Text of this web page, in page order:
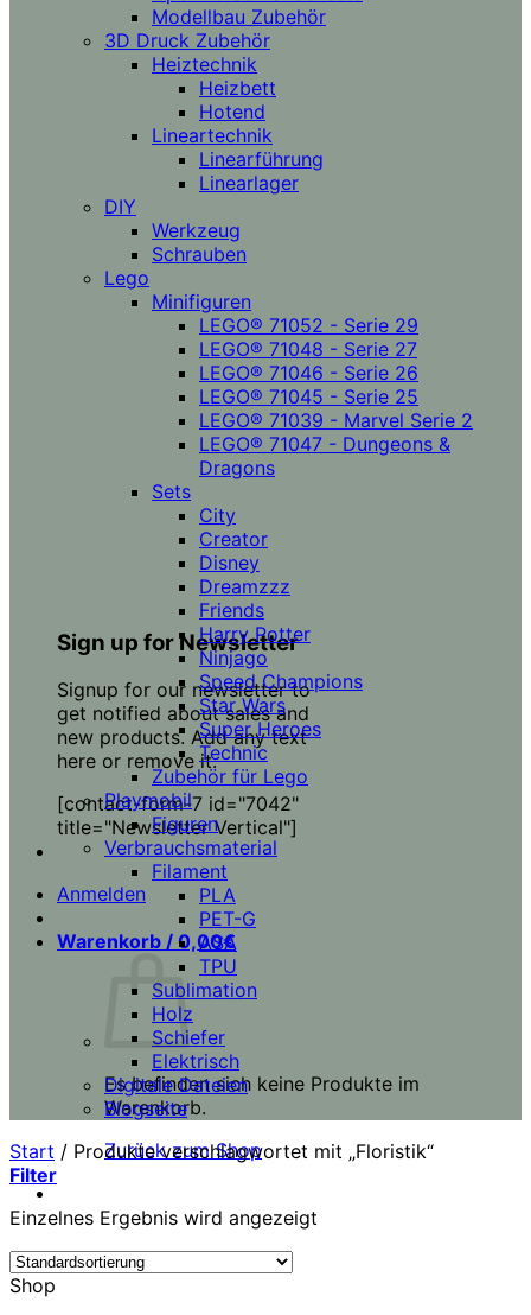
Sign up for Newsletter
Signup for our newsletter to
get notified about sales and
new products. Add any text
here or remove it.
[contact-form-7 id="7042"
title="Newsletter Vertical"]
Anmelden
Warenkorb / 0,00€
Es befinden sich keine Produkte im
Warenkorb.
Zurück zum Shop
Modellbau Zubehör
3D Druck Zubehör
Heiztechnik
Heizbett
Hotend
Lineartechnik
Linearführung
Linearlager
DIY
Werkzeug
Schrauben
Lego
Minifiguren
LEGO® 71052 - Serie 29
LEGO® 71048 - Serie 27
LEGO® 71046 - Serie 26
LEGO® 71045 - Serie 25
LEGO® 71039 - Marvel Serie 2
LEGO® 71047 - Dungeons &
Dragons
Sets
City
Creator
Disney
Dreamzzz
Friends
Harry Potter
Ninjago
Speed Champions
Star Wars
Super Heroes
Technic
Zubehör für Lego
Playmobil
Figuren
Verbrauchsmaterial
Filament
PLA
PET-G
ASA
TPU
Sublimation
Holz
Schiefer
Elektrisch
Digitale Dateien
Blogseite
Start / Produkte verschlagwortet mit „Floristik“
Filter
Einzelnes Ergebnis wird angezeigt
Shop